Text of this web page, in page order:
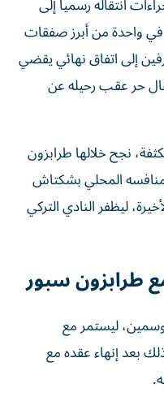
واحدة من أبرز صفقات
إلى اتفاق نهائي يقضي
حر عقب رحيله عن
نجح خلالها طرابزون
المحلي بشكتاش
ليظفر النادي التركي
طرابزون سبور
ليستمر مع
سبور حتى يونيو 2028، وذلك بعد إنهاء عقده مع